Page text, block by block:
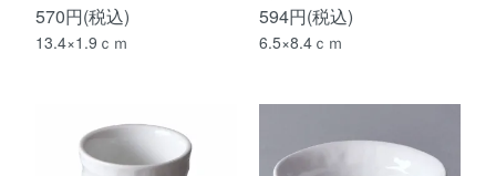
570円(税込)
13.4×1.9ｃｍ
594円(税込)
6.5×8.4ｃｍ